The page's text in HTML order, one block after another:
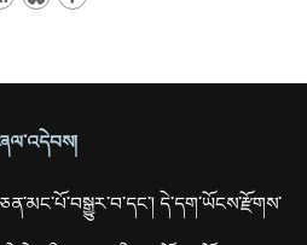
དེ་དག་ཡོངས་རྫོགས་